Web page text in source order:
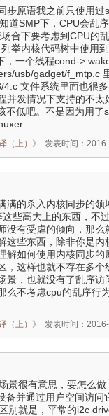
步原语我之前只使用
道SMP下，CPU会乱
合下要考虑到CPU的
举内核代码树中使用
一个线程cond->
usb/gadget/f_mtp.c
文件系统里面也很
并发情况下支持的不
不低吧。不是因为用
（上） 》 发表时间：
满的杀入内核同步的
些高大上的东西，不
没有受虐的倾向，那
这些东西，除非你是
解如何使用内核同步
，这样也就不存在多
景，也就没有了乱序访
么不考虑cpu的乱序行
（上） 》 发表时间：
景很有意思，要怎么
备并通过用户空间访问
别就是，平常的i2c